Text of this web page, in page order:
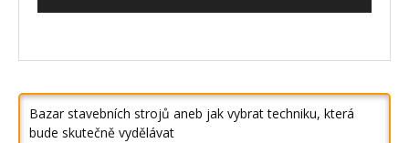
Bazar stavebních strojů aneb jak vybrat techniku, která
bude skutečně vydělávat